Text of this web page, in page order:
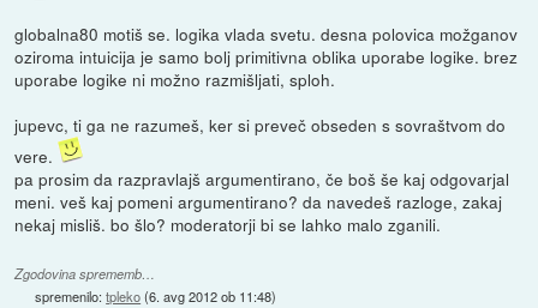
globalna80 motiš se. logika vlada svetu. desna polovica možganov
oziroma intuicija je samo bolj primitivna oblika uporabe logike. brez
uporabe logike ni možno razmišljati, sploh.
jupevc, ti ga ne razumeš, ker si preveč obseden s sovraštvom do
vere.
pa prosim da razpravlajš argumentirano, če boš še kaj odgovarjal
meni. veš kaj pomeni argumentirano? da navedeš razloge, zakaj
nekaj misliš. bo šlo? moderatorji bi se lahko malo zganili.
Zgodovina sprememb…
spremenilo:tpleko(6. avg 2012 ob 11:48)